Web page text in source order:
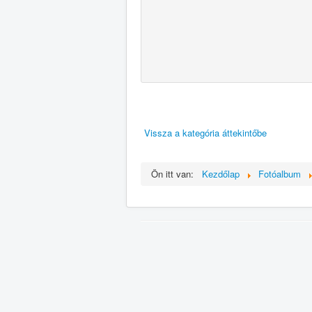
Vissza a kategória áttekintőbe
Ön itt van: Kezdőlap Fotóalbum